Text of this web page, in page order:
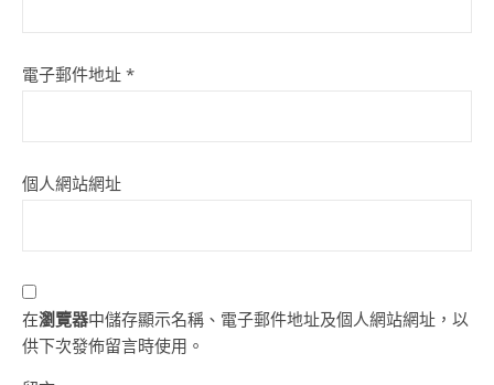
電子郵件地址 *
個人網站網址
在瀏覽器中儲存顯示名稱、電子郵件地址及個人網站網址，以
供下次發佈留言時使用。